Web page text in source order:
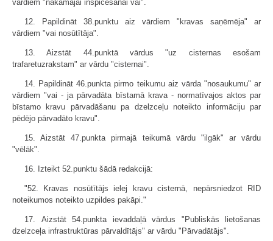
vārdiem "nākamajai inspicēšanai vai".
12. Papildināt 38.punktu aiz vārdiem "kravas saņēmēja" ar
vārdiem "vai nosūtītāja".
13. Aizstāt 44.punktā vārdus "uz cisternas esošam
trafaretuzrakstam" ar vārdu "cisternai".
14. Papildināt 46.punkta pirmo teikumu aiz vārda "nosaukumu" ar
vārdiem "vai - ja pārvadāta bīstamā krava - normatīvajos aktos par
bīstamo kravu pārvadāšanu pa dzelzceļu noteikto informāciju par
pēdējo pārvadāto kravu".
15. Aizstāt 47.punkta pirmajā teikumā vārdu "ilgāk" ar vārdu
"vēlāk".
16. Izteikt 52.punktu šādā redakcijā:
"52. Kravas nosūtītājs ielej kravu cisternā, nepārsniedzot RID
noteikumos noteikto uzpildes pakāpi."
17. Aizstāt 54.punkta ievaddaļā vārdus "Publiskās lietošanas
dzelzceļa infrastruktūras pārvaldītājs" ar vārdu "Pārvadātājs".